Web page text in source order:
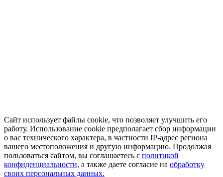
Сайт использует файлы cookie, что позволяет улучшить его
работу. Использование cookie предполагает сбор информации
о вас технического характера, в частности IP-адрес региона
вашего местоположения и другую информацию. Продолжая
пользоваться сайтом, вы соглашаетесь с политикой
конфиденциальности, а также даете согласие на обработку
своих персональных данных.